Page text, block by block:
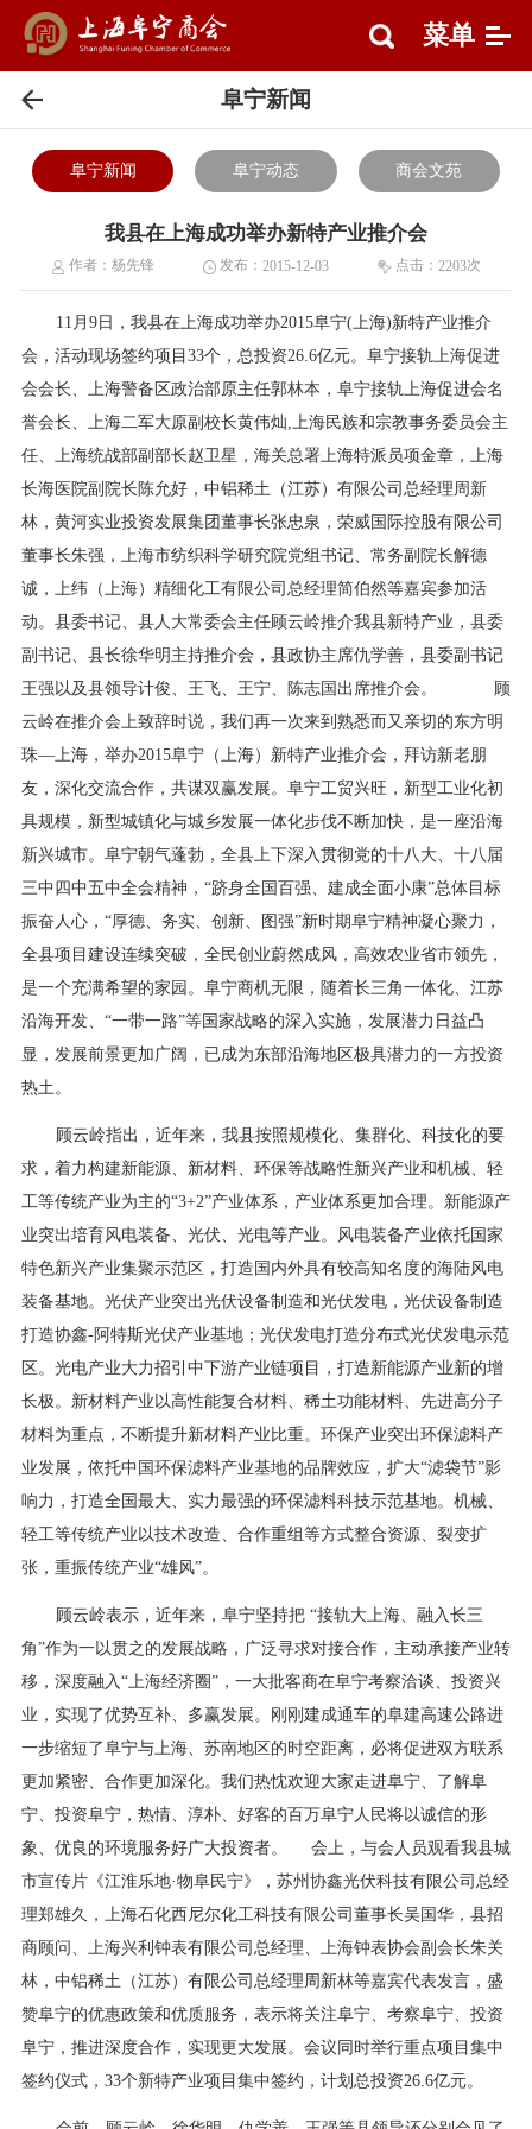
菜单
阜宁新闻
阜宁新闻 阜宁动态 商会文苑
我县在上海成功举办新特产业推介会
作者：杨先锋 发布： 2015-12-03 点击： 2203次
11月9日，我县在上海成功举办2015阜宁(上海)新特产业推介
会，活动现场签约项目33个，总投资26.6亿元。阜宁接轨上海促进
会会长、上海警备区政治部原主任郭林本，阜宁接轨上海促进会名
誉会长、上海二军大原副校长黄伟灿,上海民族和宗教事务委员会主
任、上海统战部副部长赵卫星，海关总署上海特派员项金章，上海
长海医院副院长陈允好，中铝稀土（江苏）有限公司总经理周新
林，黄河实业投资发展集团董事长张忠泉，荣威国际控股有限公司
董事长朱强，上海市纺织科学研究院党组书记、常务副院长解德
诚，上纬（上海）精细化工有限公司总经理简伯然等嘉宾参加活
动。县委书记、县人大常委会主任顾云岭推介我县新特产业，县委
副书记、县长徐华明主持推介会，县政协主席仇学善，县委副书记
王强以及县领导计俊、王飞、王宁、陈志国出席推介会。 顾
云岭在推介会上致辞时说，我们再一次来到熟悉而又亲切的东方明
珠―上海，举办2015阜宁（上海）新特产业推介会，拜访新老朋
友，深化交流合作，共谋双赢发展。阜宁工贸兴旺，新型工业化初
具规模，新型城镇化与城乡发展一体化步伐不断加快，是一座沿海
新兴城市。阜宁朝气蓬勃，全县上下深入贯彻党的十八大、十八届
三中四中五中全会精神，“跻身全国百强、建成全面小康”总体目标
振奋人心，“厚德、务实、创新、图强”新时期阜宁精神凝心聚力，
全县项目建设连续突破，全民创业蔚然成风，高效农业省市领先，
是一个充满希望的家园。阜宁商机无限，随着长三角一体化、江苏
沿海开发、“一带一路”等国家战略的深入实施，发展潜力日益凸
显，发展前景更加广阔，已成为东部沿海地区极具潜力的一方投资
热土。
顾云岭指出，近年来，我县按照规模化、集群化、科技化的要
求，着力构建新能源、新材料、环保等战略性新兴产业和机械、轻
工等传统产业为主的“3+2”产业体系，产业体系更加合理。新能源产
业突出培育风电装备、光伏、光电等产业。风电装备产业依托国家
特色新兴产业集聚示范区，打造国内外具有较高知名度的海陆风电
装备基地。光伏产业突出光伏设备制造和光伏发电，光伏设备制造
打造协鑫-阿特斯光伏产业基地；光伏发电打造分布式光伏发电示范
区。光电产业大力招引中下游产业链项目，打造新能源产业新的增
长极。新材料产业以高性能复合材料、稀土功能材料、先进高分子
材料为重点，不断提升新材料产业比重。环保产业突出环保滤料产
业发展，依托中国环保滤料产业基地的品牌效应，扩大“滤袋节”影
响力，打造全国最大、实力最强的环保滤料科技示范基地。机械、
轻工等传统产业以技术改造、合作重组等方式整合资源、裂变扩
张，重振传统产业“雄风”。
顾云岭表示，近年来，阜宁坚持把 “接轨大上海、融入长三
角”作为一以贯之的发展战略，广泛寻求对接合作，主动承接产业转
移，深度融入“上海经济圈”，一大批客商在阜宁考察洽谈、投资兴
业，实现了优势互补、多赢发展。刚刚建成通车的阜建高速公路进
一步缩短了阜宁与上海、苏南地区的时空距离，必将促进双方联系
更加紧密、合作更加深化。我们热忱欢迎大家走进阜宁、了解阜
宁、投资阜宁，热情、淳朴、好客的百万阜宁人民将以诚信的形
象、优良的环境服务好广大投资者。 会上，与会人员观看我县城
市宣传片《江淮乐地·物阜民宁》，苏州协鑫光伏科技有限公司总经
理郑雄久，上海石化西尼尔化工科技有限公司董事长吴国华，县招
商顾问、上海兴利钟表有限公司总经理、上海钟表协会副会长朱关
林，中铝稀土（江苏）有限公司总经理周新林等嘉宾代表发言，盛
赞阜宁的优惠政策和优质服务，表示将关注阜宁、考察阜宁、投资
阜宁，推进深度合作，实现更大发展。会议同时举行重点项目集中
签约仪式，33个新特产业项目集中签约，计划总投资26.6亿元。